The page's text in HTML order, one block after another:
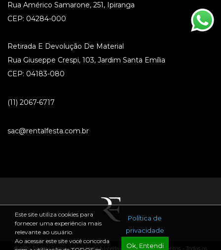
Rua Américo Samarone, 251, Ipiranga
CEP: 04284-000
Retirada E Devolução De Material
Rua Giuseppe Crespi, 103, Jardim Santa Emília
CEP: 04183-080
(11) 2067-6717
sac@rentalfesta.com.br
® 2026 Rental Festa - Locação de Materiais para Festas e Eventos - Todos os
Este site utiliza cookies para
fornecer uma experiência mais
relevante ao usuário.
Ao acessar este site você concorda
Política de
privacidade
Ok, Entendi